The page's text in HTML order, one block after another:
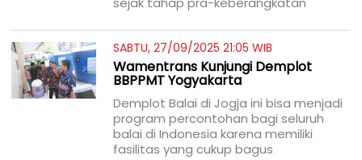
SABTU, 27/09/2025 21:05 WIB
Wamentrans Kunjungi Demplot
BBPPMT Yogyakarta
Demplot Balai di Jogja ini bisa menjadi
program percontohan bagi seluruh
balai di Indonesia karena memiliki
fasilitas yang cukup bagus